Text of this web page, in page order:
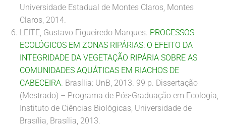
Universidade Estadual de Montes Claros, Montes
Claros, 2014.
LEITE, Gustavo Figueiredo Marques. PROCESSOS
ECOLÓGICOS EM ZONAS RIPÁRIAS: O EFEITO DA
INTEGRIDADE DA VEGETAÇÃO RIPÁRIA SOBRE AS
COMUNIDADES AQUÁTICAS EM RIACHOS DE
CABECEIRA. Brasília: UnB, 2013. 99 p. Dissertação
(Mestrado) – Programa de Pós-Graduação em Ecologia,
Instituto de Ciências Biológicas, Universidade de
Brasília, Brasília, 2013.